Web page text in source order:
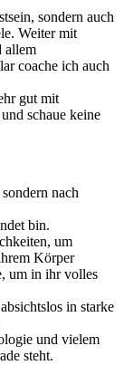
sondern auch
Weiter mit
allem
coache ich auch
gut mit
schaue keine
nach
bin.
um
Körper
um in ihr volles
in starke
und vielem
steht.